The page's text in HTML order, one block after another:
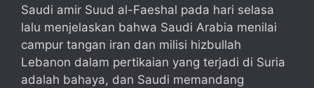
Saudi amir Suud al-Faeshal pada hari selasa
lalu menjelaskan bahwa Saudi Arabia menilai
campur tangan iran dan milisi hizbullah
Lebanon dalam pertikaian yang terjadi di Suria
adalah bahaya, dan Saudi memandang